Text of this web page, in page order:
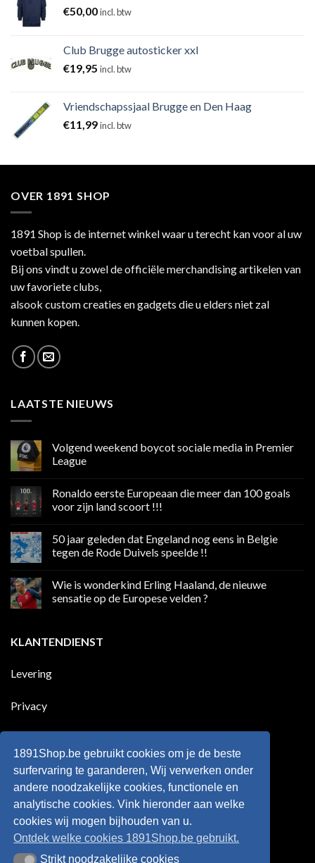
€50,00incl. btw
Club Brugge autosticker xxl
€19,95 incl. btw
Vriendschapssjaal Brugge en Den Haag
€11,99incl. btw
OVER 1891 SHOP
1891 Shop is de internet winkel waar u terecht kan voor al uw
voetbal spullen.
Bij ons vindt u zowel de officiële merchandising artikelen van
uw favoriete clubs,
alsook custom creaties en gadgets die u elders niet zal
kunnen kopen.
LAATSTE NIEUWS
Volgend weekend boycot sociale media in Premier
League
op
weekend
media
in
Premier
Ronaldo eerste Europeaan die meer dan 100 goals
voor zijn land scoort !!!
op
Ronaldo
eerste
meer
100
land
scoort
50 jaar geleden dat Engeland nog eens in Belgie
tegen de Rode Duivels speelde !!
op
jaar
nog
eens
tegen
Wie is wonderkind Erling Haaland, de nieuwe
sensatie op de Europese velden ?
Wie
is
Haaland,
Europese
KLANTENDIENST
Levering
Privacy
Retourneren
Algemene voorwaarden
1891Shop.be gebruikt cookies om je de beste
surfervaring te garanderen, Wij verwerken onder
andere noodzakelijke cookies, functionele en
analytische cookies. Vink hieronder aan welke
cookies wij mogen bijhouden van u.
Ontdek welke cookies 1891Shop.be gebruikt.
Strikt noodzakelijke cookies